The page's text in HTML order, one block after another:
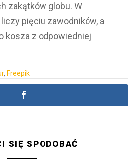
zakątków globu. W
pięciu zawodników, a
kosza z odpowiedniej
, Freepik
SIĘ SPODOBAĆ